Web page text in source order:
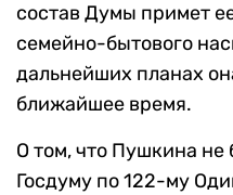
состав Думы примет
семейно-бытового
дальнейших планах
ближайшее время.
О том, что Пушкина не
Госдуму по 122-му